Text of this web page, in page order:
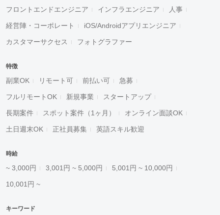
フロントエンドエンジニア インフラエンジニア 人事
経営陣・コーポレート iOS/Androidアプリエンジニア
カスタマーサクセス フォトグラファー
特徴
副業OK リモート可 前払い可 急募
フルリモートOK 新規事業 スタートアップ
長期案件 スポット案件（1ヶ月） オンライン面談OK
土日週末OK 正社員募集 英語スキル歓迎
時給
~ 3,000円 3,001円 ~ 5,000円 5,001円 ~ 10,000円
10,001円 ~
キーワード